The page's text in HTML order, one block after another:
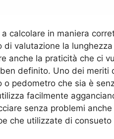
calcolare in maniera
di valutazione la
anche la praticità che ci
definito. Uno dei
pedometro che sia è
facilmente
senza problemi
che utilizzate di